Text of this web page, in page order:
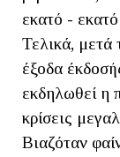
εκατό -
Τελικά, μετά
έξοδα
εκδηλωθεί η
κρίσεις
Βιαζόταν